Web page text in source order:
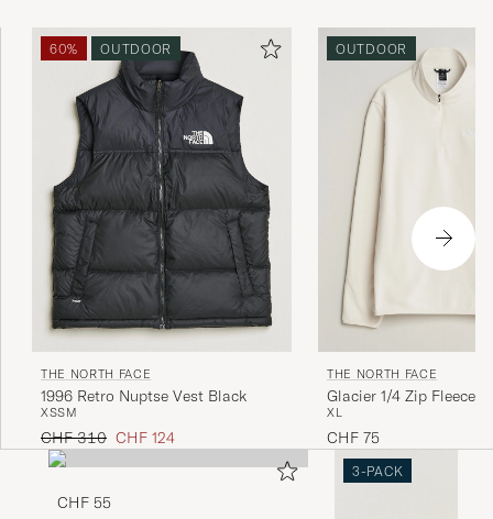
die städtische Umgebung eignet.
60% OUTDOOR
THE NORTH FACE
1996 Retro Nuptse Vest Black
XSSM
Regulärer Preis
CHF 310 Reduzierter Preis
CHF 124
OUTDOOR
THE NORTH FACE
Glacier 1/4 Zip Fleece
XL
CHF 75
CHF 55
3-PACK